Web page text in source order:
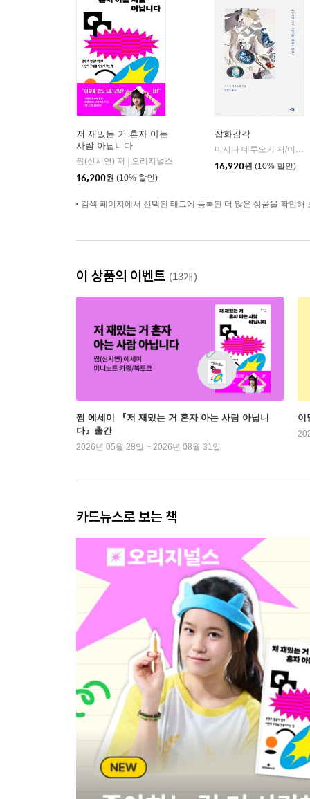
저 재밌는 거 혼자 아는
사람 아닙니다
쩜(신시연) 저
오리지널스
16,200원 (10% 할인)
잡화감각
미시나 데루오키 저/이건우 역
16,920원 (10% 할인)
검색 페이지에서 선택된 태그에 등록된 더 많은 상품을 확인해
이 상품의 이벤트 (13개)
쩜 에세이 『저 재밌는 거 혼자 아는 사람 아닙니
다』출간
2026년 05월 28일 ~ 2026년 08월 31일
이
카드뉴스로 보는 책